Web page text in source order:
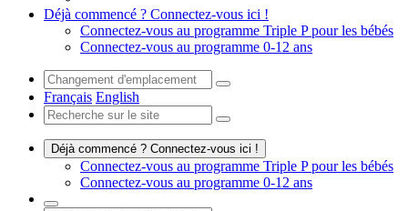
Déjà commencé ? Connectez-vous ici !
Connectez-vous au programme Triple P pour les bébés
Connectez-vous au programme 0-12 ans
Français English
Déjà commencé ? Connectez-vous ici !
Connectez-vous au programme Triple P pour les bébés
Connectez-vous au programme 0-12 ans